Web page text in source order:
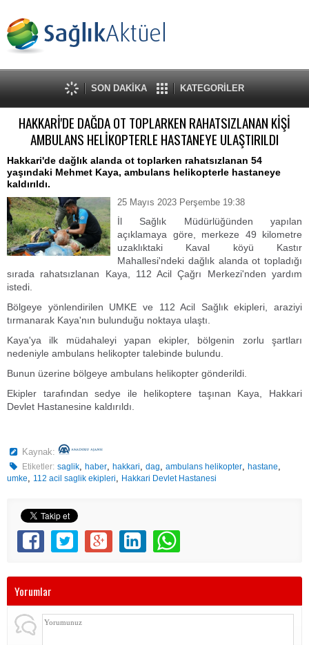
SON DAKİKA KATEGORİLER
HAKKARİ'DE DAĞDA OT TOPLARKEN RAHATSIZLANAN KİŞİ
AMBULANS HELİKOPTERLE HASTANEYE ULAŞTIRILDI
Hakkari'de dağlık alanda ot toplarken rahatsızlanan 54
yaşındaki Mehmet Kaya, ambulans helikopterle hastaneye
kaldırıldı.
25 Mayıs 2023 Perşembe 19:38
İl Sağlık Müdürlüğünden yapılan
açıklamaya göre, merkeze 49 kilometre
uzaklıktaki Kaval köyü Kastır
Mahallesi'ndeki dağlık alanda ot topladığı
sırada rahatsızlanan Kaya, 112 Acil Çağrı Merkezi'nden yardım
istedi.
Bölgeye yönlendirilen UMKE ve 112 Acil Sağlık ekipleri, araziyi
tırmanarak Kaya'nın bulunduğu noktaya ulaştı.
Kaya'ya ilk müdahaleyi yapan ekipler, bölgenin zorlu şartları
nedeniyle ambulans helikopter talebinde bulundu.
Bunun üzerine bölgeye ambulans helikopter gönderildi.
Ekipler tarafından sedye ile helikoptere taşınan Kaya, Hakkari
Devlet Hastanesine kaldırıldı.
Kaynak:
Etiketler: saglik,haber,hakkari,dag,ambulans helikopter,hastane,
umke, 112 acil saglik ekipleri, Hakkari Devlet Hastanesi
Yorumlar